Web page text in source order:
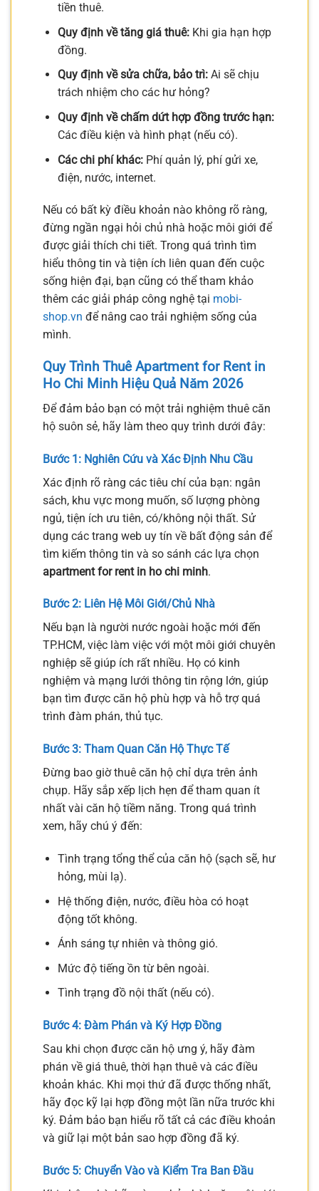
tiền thuê.
Quy định về tăng giá thuê:Khi gia hạn hợp
đồng.
Quy định về sửa chữa, bảo trì:Ai sẽ chịu
trách nhiệm cho các hư hỏng?
Quy định về chấm dứt hợp đồng trước hạn:
Các điều kiện và hình phạt (nếu có).
Các chi phí khác:Phí quản lý, phí gửi xe,
điện, nước, internet.
Nếu có bất kỳ điều khoản nào không rõ ràng,
đừng ngần ngại hỏi chủ nhà hoặc môi giới để
được giải thích chi tiết. Trong quá trình tìm
hiểu thông tin và tiện ích liên quan đến cuộc
sống hiện đại, bạn cũng có thể tham khảo
thêm các giải pháp công nghệ tại mobi-
shop.vn để nâng cao trải nghiệm sống của
mình.
Quy Trình Thuê Apartment for Rent in
Ho Chi Minh Hiệu Quả Năm 2026
Để đảm bảo bạn có một trải nghiệm thuê căn
hộ suôn sẻ, hãy làm theo quy trình dưới đây:
Bước 1: Nghiên Cứu và Xác Định Nhu Cầu
Xác định rõ ràng các tiêu chí của bạn: ngân
sách, khu vực mong muốn, số lượng phòng
ngủ, tiện ích ưu tiên, có/không nội thất. Sử
dụng các trang web uy tín về bất động sản để
tìm kiếm thông tin và so sánh các lựa chọn
apartment for rent in ho chi minh.
Bước 2: Liên Hệ Môi Giới/Chủ Nhà
Nếu bạn là người nước ngoài hoặc mới đến
TP.HCM, việc làm việc với một môi giới chuyên
nghiệp sẽ giúp ích rất nhiều. Họ có kinh
nghiệm và mạng lưới thông tin rộng lớn, giúp
bạn tìm được căn hộ phù hợp và hỗ trợ quá
trình đàm phán, thủ tục.
Bước 3: Tham Quan Căn Hộ Thực Tế
Đừng bao giờ thuê căn hộ chỉ dựa trên ảnh
chụp. Hãy sắp xếp lịch hẹn để tham quan ít
nhất vài căn hộ tiềm năng. Trong quá trình
xem, hãy chú ý đến:
Tình trạng tổng thể của căn hộ (sạch sẽ, hư
hỏng, mùi lạ).
Hệ thống điện, nước, điều hòa có hoạt
động tốt không.
Ánh sáng tự nhiên và thông gió.
Mức độ tiếng ồn từ bên ngoài.
Tình trạng đồ nội thất (nếu có).
Bước 4: Đàm Phán và Ký Hợp Đồng
Sau khi chọn được căn hộ ưng ý, hãy đàm
phán về giá thuê, thời hạn thuê và các điều
khoản khác. Khi mọi thứ đã được thống nhất,
hãy đọc kỹ lại hợp đồng một lần nữa trước khi
ký. Đảm bảo bạn hiểu rõ tất cả các điều khoản
và giữ lại một bản sao hợp đồng đã ký.
Bước 5: Chuyển Vào và Kiểm Tra Ban Đầu